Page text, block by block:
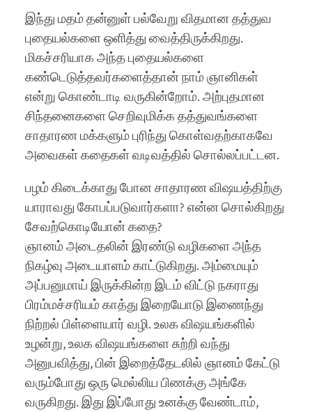
இந்து மதம் தன்னுள் பல்வேறு விதமான தத்துவ
புதையல்களை ஒளித்து வைத்திருக்கிறது.
மிகச்சரியாக அந்த புதையல்களை
கண்டெடுத்தவர்களைத்தான் நாம் ஞானிகள்
என்று கொண்டாடி வருகின்றோம். அற்புதமான
சிந்தனைகளை செறிவுமிக்க தத்துவங்களை
சாதாரண மக்களும் புரிந்து கொள்வதற்காகவே
அவைகள் கதைகள் வடிவத்தில் சொல்லப்பட்டன.
பழம் கிடைக்காது போன சாதாரண விஷயத்திற்கு
யாராவது கோபப்படுவார்களா? என்ன சொல்கிறது
சேவற்கொடியோன் கதை?
ஞானம் அடைதலின் இரண்டு வழிகளை அந்த
நிகழ்வு அடையாளம் காட்டுகிறது. அம்மையும்
அப்பனுமாய் இருக்கின்ற இடம் விட்டு நகராது
பிரம்மச்சரியம் காத்து இறையோடு இணைந்து
நிற்றல் பிள்ளையார் வழி. உலக விஷயங்களில்
உழன்று, உலக விஷயங்களை சுற்றி வந்து
அனுபவித்து, பின் இறைத்தேடலில் ஞானம் கேட்டு
வரும்போது ஒரு மெல்லிய பிணக்கு அங்கே
வருகிறது. இது இப்போது உனக்கு வேண்டாம்,